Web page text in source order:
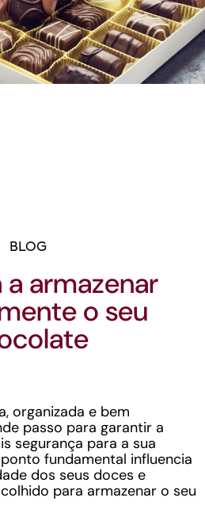
BLOG
armazenar
o seu
organizada e bem
passo para garantir a
segurança para a sua
fundamental influencia
dos seus doces e
para armazenar o seu